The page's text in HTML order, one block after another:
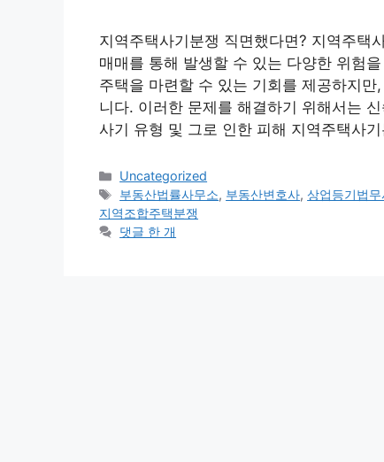
지역주택사기분쟁 직면했다면? 지역주택
매매를 통해 발생할 수 있는 다양한 위험
주택을 마련할 수 있는 기회를 제공하지
니다. 이러한 문제를 해결하기 위해서는
사기 유형 및 그로 인한 피해 지역주택사
카
테
고
리
Uncategorized
태
그
부동산법률사무소, 부동산변호사,상업등기법무
지역조합주택분쟁
댓글 한 개